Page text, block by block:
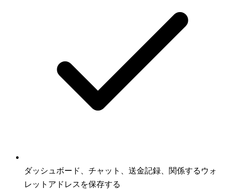
ダッシュボード、チャット、送金記録、関係するウォ
レットアドレスを保存する